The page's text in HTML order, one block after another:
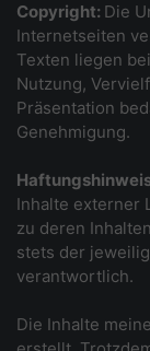
Copyright: Die
Internetseiten
Texten liegen
Nutzung,
Präsentation
Genehmigung.
Inhalte externer
zu deren
stets der
verantwortlich.
Die Inhalte